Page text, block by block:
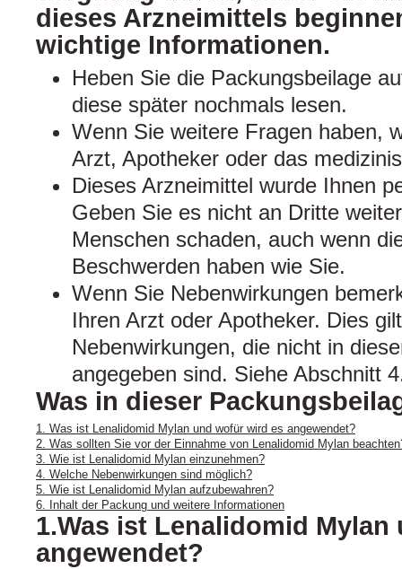
dieses Arzneimittels
wichtige Informationen.
Heben Sie die Packungsbeilage
diese später nochmals lesen.
Wenn Sie weitere Fragen haben,
Arzt, Apotheker oder das
Dieses Arzneimittel wurde Ihnen
Geben Sie es nicht an Dritte
Menschen schaden, auch wenn
Beschwerden haben wie Sie.
Wenn Sie Nebenwirkungen
Ihren Arzt oder Apotheker. Dies
Nebenwirkungen, die nicht in
angegeben sind. Siehe Abschnitt
Was in dieser
1. Was ist Lenalidomid Mylan und wofür wird es angewendet?
2. Was sollten Sie vor der Einnahme von Lenalidomid Mylan
3. Wie ist Lenalidomid Mylan einzunehmen?
4. Welche Nebenwirkungen sind möglich?
5. Wie ist Lenalidomid Mylan aufzubewahren?
6. Inhalt der Packung und weitere Informationen
1.Was ist Lenalidomid
angewendet?